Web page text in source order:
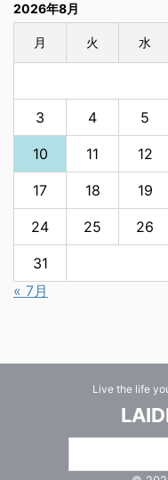
2026年8月
月 火 水
3 4 5
10 11 12
17 18 19
24 25 26
31
« 7月
Live the life